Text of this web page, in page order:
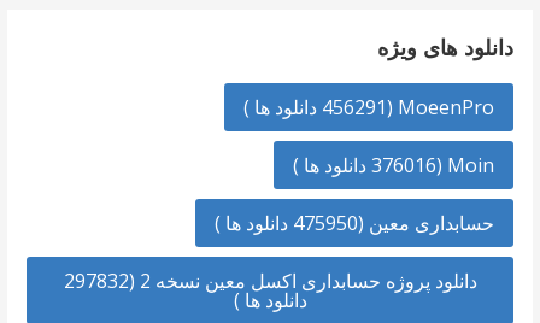
دانلود های ویژه
MoeenPro (456291 دانلود ها )
Moin (376016 دانلود ها )
حسابداری معین (475950 دانلود ها )
دانلود پروژه حسابداری اکسل معین نسخه 2 (297832
دانلود ها )